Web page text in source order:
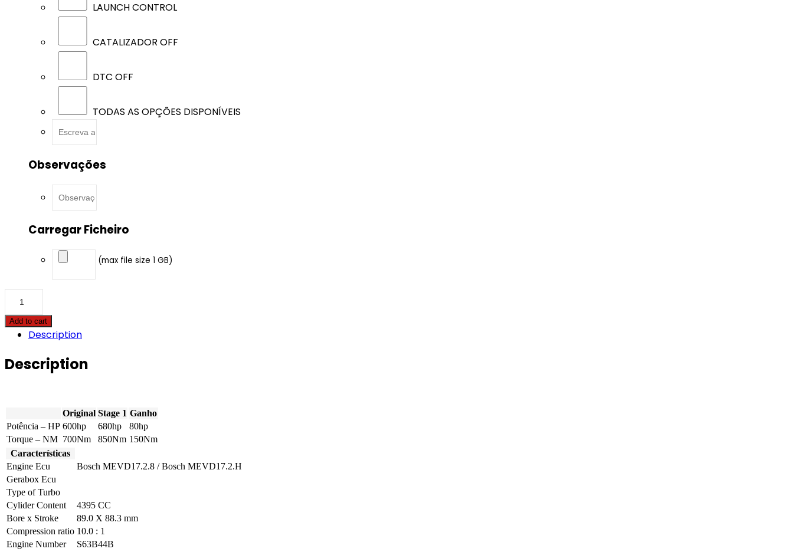
LAUNCH CONTROL
CATALIZADOR OFF
DTC OFF
TODAS AS OPÇÕES DISPONÍVEIS
Observações
Carregar Ficheiro
(max file size 1 GB)
5
serie
"30
Jahre
Add to cart
Description
Description
Original Stage 1 Ganho
Potência – HP 600hp 680hp
80hp
Torque – NM 700Nm 850Nm 150Nm
Características
Engine Ecu
Bosch MEVD17.2.8 / Bosch MEVD17.2.H
Gerabox Ecu
Type of Turbo
Cylider Content
4395 CC
Bore x Stroke
89.0 X 88.3 mm
Compression ratio 10.0 : 1
Engine Number
S63B44B